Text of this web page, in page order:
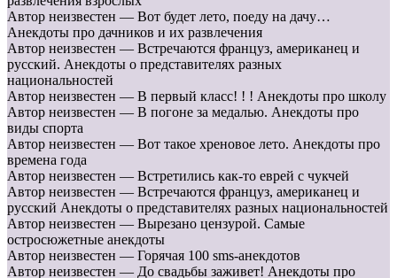
Автор неизвестен — Вот будет лето, поеду на дачу…
Анекдоты про дачников и их развлечения
Автор неизвестен — Встречаются француз, американец и
русский. Анекдоты о представителях разных
национальностей
Автор неизвестен — В первый класс! ! ! Анекдоты про школу
Автор неизвестен — В погоне за медалью. Анекдоты про
виды спорта
Автор неизвестен — Вот такое хреновое лето. Анекдоты про
времена года
Автор неизвестен — Встретились как-то еврей с чукчей
Автор неизвестен — Встречаются француз, американец и
русский Анекдоты о представителях разных национальностей
Автор неизвестен — Вырезано цензурой. Самые
остросюжетные анекдоты
Автор неизвестен — Горячая 100 sms-анекдотов
Автор неизвестен — До свадьбы заживет! Анекдоты про